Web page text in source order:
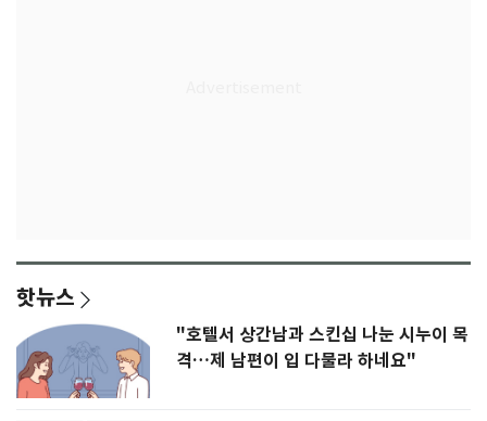
핫뉴스
"호텔서 상간남과 스킨십 나눈 시누이 목
격…제 남편이 입 다물라 하네요"